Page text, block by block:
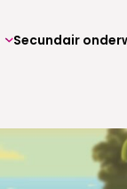
Secundair